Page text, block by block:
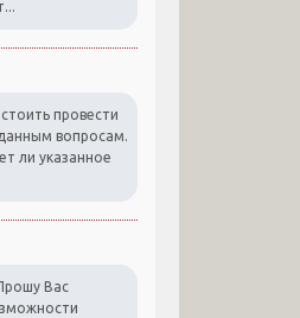
провести
вопросам.
ли указанное
Вас